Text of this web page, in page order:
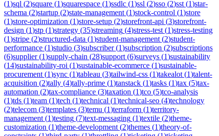
(1)sql (2)square (1)squarespace (1)ssdlc (1)ssl (2)sso (2)sst (1)star-
schema (2)startup (2)state-management (1)stock-control (1)store
(1)store-optimization (1)store-setup (2)storefront-api (3)storefront-
design (1)stp (1)strategy (35)streaming (4)stress-test (1)stress-testing
(1)stripe (2)structured-data (1)student-management (2)student-
performance (1)studio (3)subscriber(1)subscription (2)subscriptions
(6)supplier(1)supply-chain (28)support (6)surveys (1)sustainability
(14)sustainability-roi (1)sustainable-ecommerce (1)sustainable-
procurement (1)sync (1)tableau (3)tailwind-css (1)takealot (1)talent-
acquisition (2)tally (4)tally-prime (1)tanstack (1)tasks (1)tax (5)tax-
automation (2)tax-compliance (3)taxation (1)tco (5)tco-analysis
(1)tds (1)team (1)tech (1)technical (1)technical-seo (4)technology
(2)telecom (3)templates (3)temu (1)terraform (1)territory-
management (1)testing (7)text-messaging (1)textile (2)theme-
customization (1)theme-development (2)themes (1)theory-of-